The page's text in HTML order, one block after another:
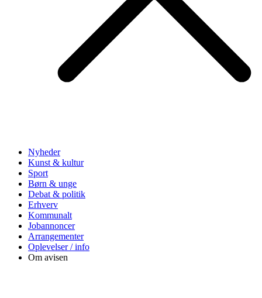
Nyheder
Kunst & kultur
Sport
Børn & unge
Debat & politik
Erhverv
Kommunalt
Jobannoncer
Arrangementer
Oplevelser / info
Om avisen